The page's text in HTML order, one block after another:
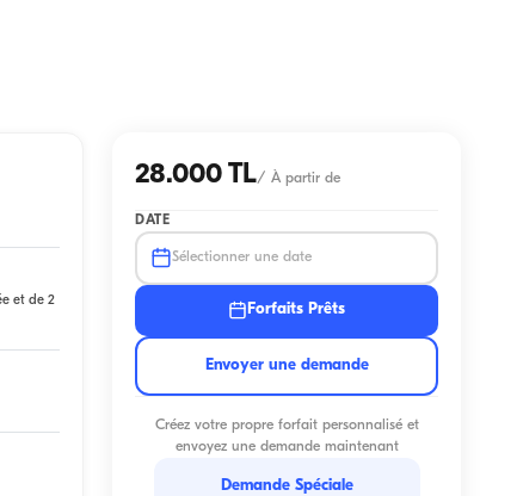
et de 2
28.000 TL/ À partir de
DATE
Sélectionner une date
Forfaits Prêts
Envoyer une demande
Créez votre propre forfait personnalisé et
envoyez une demande maintenant
Demande Spéciale